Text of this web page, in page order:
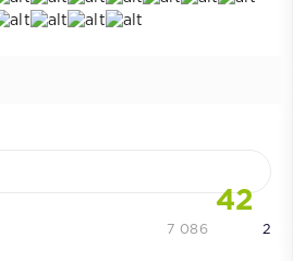
42
2
7 086